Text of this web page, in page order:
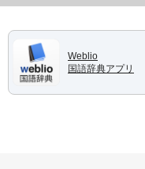
Weblio
国語辞典アプリ